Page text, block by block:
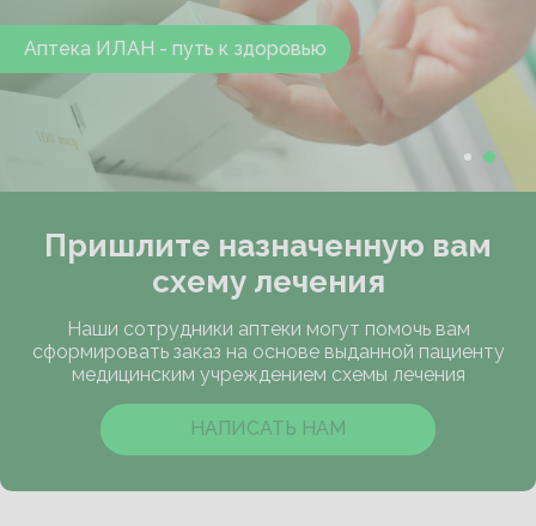
Аптека ИЛАН - путь к здоровью
Аптека ИЛАН - путь к здоровью
Пришлите назначенную вам
схему лечения
Наши сотрудники аптеки могут помочь вам
сформировать заказ на основе выданной пациенту
медицинским учреждением схемы лечения
НАПИСАТЬ НАМ